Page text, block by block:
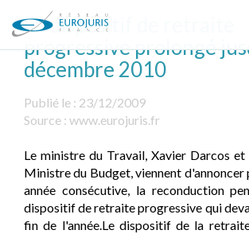
Le dispositif de retraite
progressive prolongé
décembre 2010
Publié le : 23/12/2009
Source : www.eurojuris.fr
Le ministre du Travail, Xavier Darcos et
Ministre du Budget, viennent d'annoncer
année consécutive, la reconduction
dispositif de retraite progressive qui
fin de l'année.Le dispositif de la